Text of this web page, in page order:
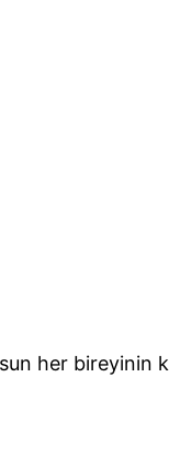
her bireyinin